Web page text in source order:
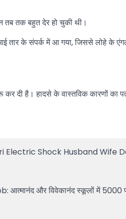
तब तक बहुत देर हो चुकी थी।
तार के संपर्क में आ गया, जिससे लोहे के
दी है। हादसे के वास्तविक कारणों का
Electric Shock Husband Wife
और विवेकानंद स्कूलों में 5000 पदों